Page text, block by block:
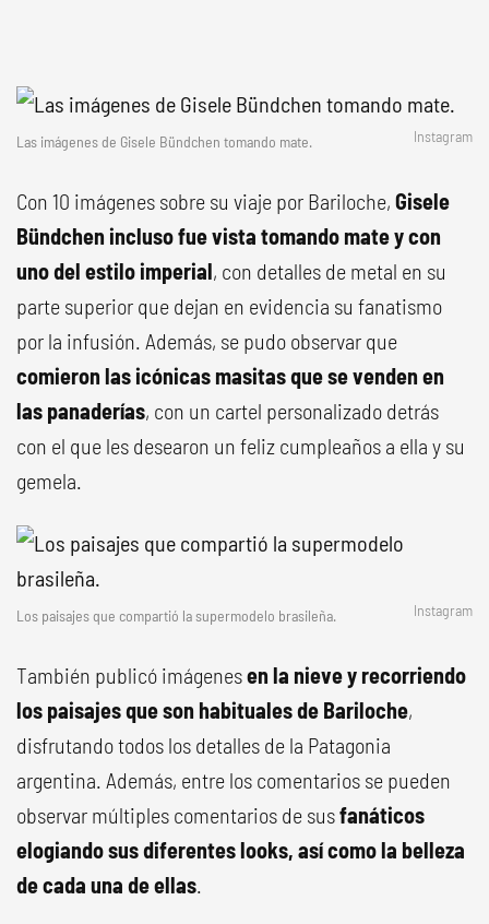
Las imágenes de Gisele Bündchen tomando mate. Instagram
Con 10 imágenes sobre su viaje por Bariloche, Gisele
Bündchen incluso fue vista tomando mate y con
uno del estilo imperial, con detalles de metal en su
parte superior que dejan en evidencia su fanatismo
por la infusión. Además, se pudo observar que
comieron las icónicas masitas que se venden en
las panaderías, con un cartel personalizado detrás
con el que les desearon un feliz cumpleaños a ella y su
gemela.
Los paisajes que compartió la supermodelo brasileña. Instagram
También publicó imágenesen la nieve y recorriendo
los paisajes que son habituales de Bariloche,
disfrutando todos los detalles de la Patagonia
argentina. Además, entre los comentarios se pueden
observar múltiples comentarios de susfanáticos
elogiando sus diferentes looks, así como la belleza
de cada una de ellas.